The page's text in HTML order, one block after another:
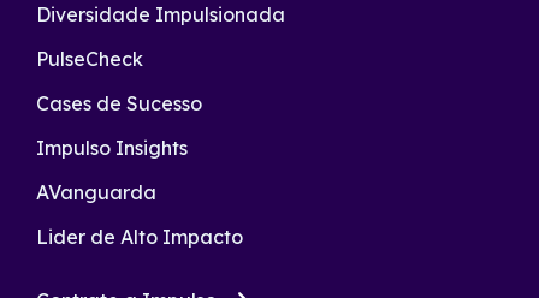
Diversidade Impulsionada
PulseCheck
Cases de Sucesso
Impulso Insights
AVanguarda
Lider de Alto Impacto